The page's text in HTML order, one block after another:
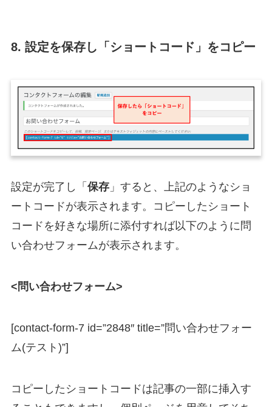
8. 設定を保存し「ショートコード」をコピー
設定が完了し「 保存」すると、上記のようなショ
ートコードが表示されます。コピーしたショート
コードを好きな場所に添付すれば以下のように問
い合わせフォームが表示されます。
<問い合わせフォーム>
[contact-form-7 id=”2848″ title=”問い合わせフォー
ム(テスト)”]
コピーしたショートコードは記事の一部に挿入す